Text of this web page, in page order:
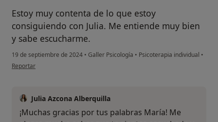
Estoy muy contenta de lo que estoy
consiguiendo con Julia. Me entiende muy bien
y sabe escucharme.
19 de septiembre de 2024 • Galler Psicología • Psicoterapia individual •
en opinión del usuario Maria
Reportar
Julia Azcona Alberquilla
¡Muchas gracias por tus palabras María! Me